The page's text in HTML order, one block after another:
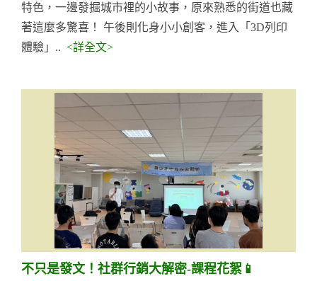
特色，一邊發掘城市裡的小故事，原來熟悉的街道也藏
著這麼多驚喜！ 午後則化身小小創客，進入「3D列印
體驗」.. <詳全文>
不只是發文！社群行銷大解密-課程花絮📱